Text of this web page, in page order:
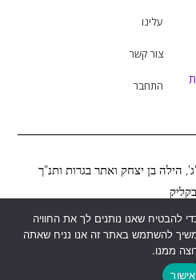
עלינו
צור קשר
התחבר
הילה בן יצחק ואתר בגרות ותנ”ך
בקליק
Web&MOR
להבטיח שאנו נותנים לך את החוויה
להשתמש באתר זה אנו נניח שאתה
ממנו.
אישור